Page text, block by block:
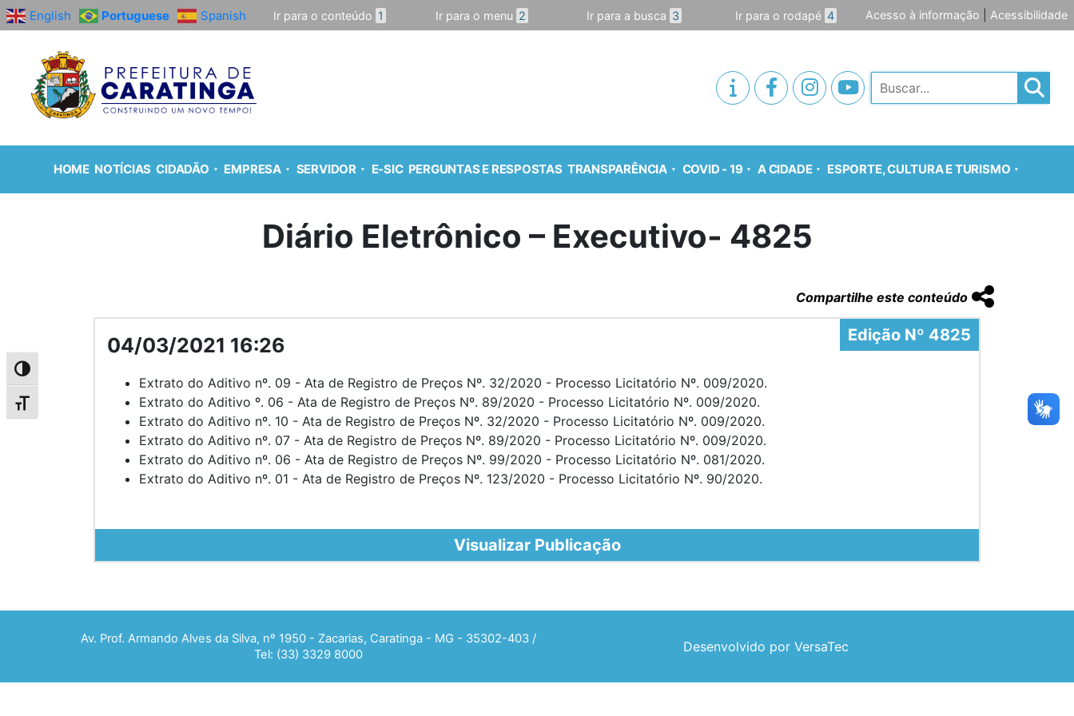
Alternar alto contraste
Alternar tamanho da fonte
English Portuguese Spanish Ir para o conteúdo 1 Ir para o menu 2 Ir para a busca 3 Ir para o rodapé 4 Acesso à informação Acessibilidade
Pesquisar
HOME NOTÍCIAS CIDADÃO EMPRESA SERVIDOR E-SIC PERGUNTAS E RESPOSTAS TRANSPARÊNCIA COVID - 19 A CIDADE ESPORTE, CULTURA E TURISMO
Diário Eletrônico – Executivo- 4825
Compartilhe este conteúdo
Edição Nº 4825
04/03/2021 16:26
Extrato do Aditivo nº. 09 - Ata de Registro de Preços Nº. 32/2020 - Processo Licitatório Nº. 009/2020.
Extrato do Aditivo º. 06 - Ata de Registro de Preços Nº. 89/2020 - Processo Licitatório Nº. 009/2020.
Extrato do Aditivo nº. 10 - Ata de Registro de Preços Nº. 32/2020 - Processo Licitatório Nº. 009/2020.
Extrato do Aditivo nº. 07 - Ata de Registro de Preços Nº. 89/2020 - Processo Licitatório Nº. 009/2020.
Extrato do Aditivo nº. 06 - Ata de Registro de Preços Nº. 99/2020 - Processo Licitatório Nº. 081/2020.
Extrato do Aditivo nº. 01 - Ata de Registro de Preços Nº. 123/2020 - Processo Licitatório Nº. 90/2020.
Visualizar Publicação
Av. Prof. Armando Alves da Silva, nº 1950 - Zacarias, Caratinga - MG - 35302-403 /
Tel: (33) 3329 8000
Desenvolvido por VersaTec